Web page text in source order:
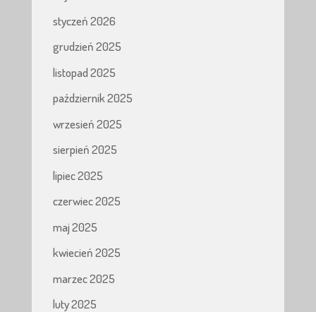
styczeń 2026
grudzień 2025
listopad 2025
październik 2025
wrzesień 2025
sierpień 2025
lipiec 2025
czerwiec 2025
maj 2025
kwiecień 2025
marzec 2025
luty 2025